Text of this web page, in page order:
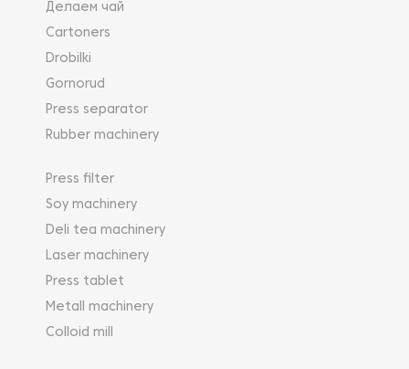
Делаем чай
Cartoners
Drobilki
Gornorud
Press separator
Rubber machinery
Press filter
Soy machinery
Deli tea machinery
Laser machinery
Press tablet
Metall machinery
Colloid mill